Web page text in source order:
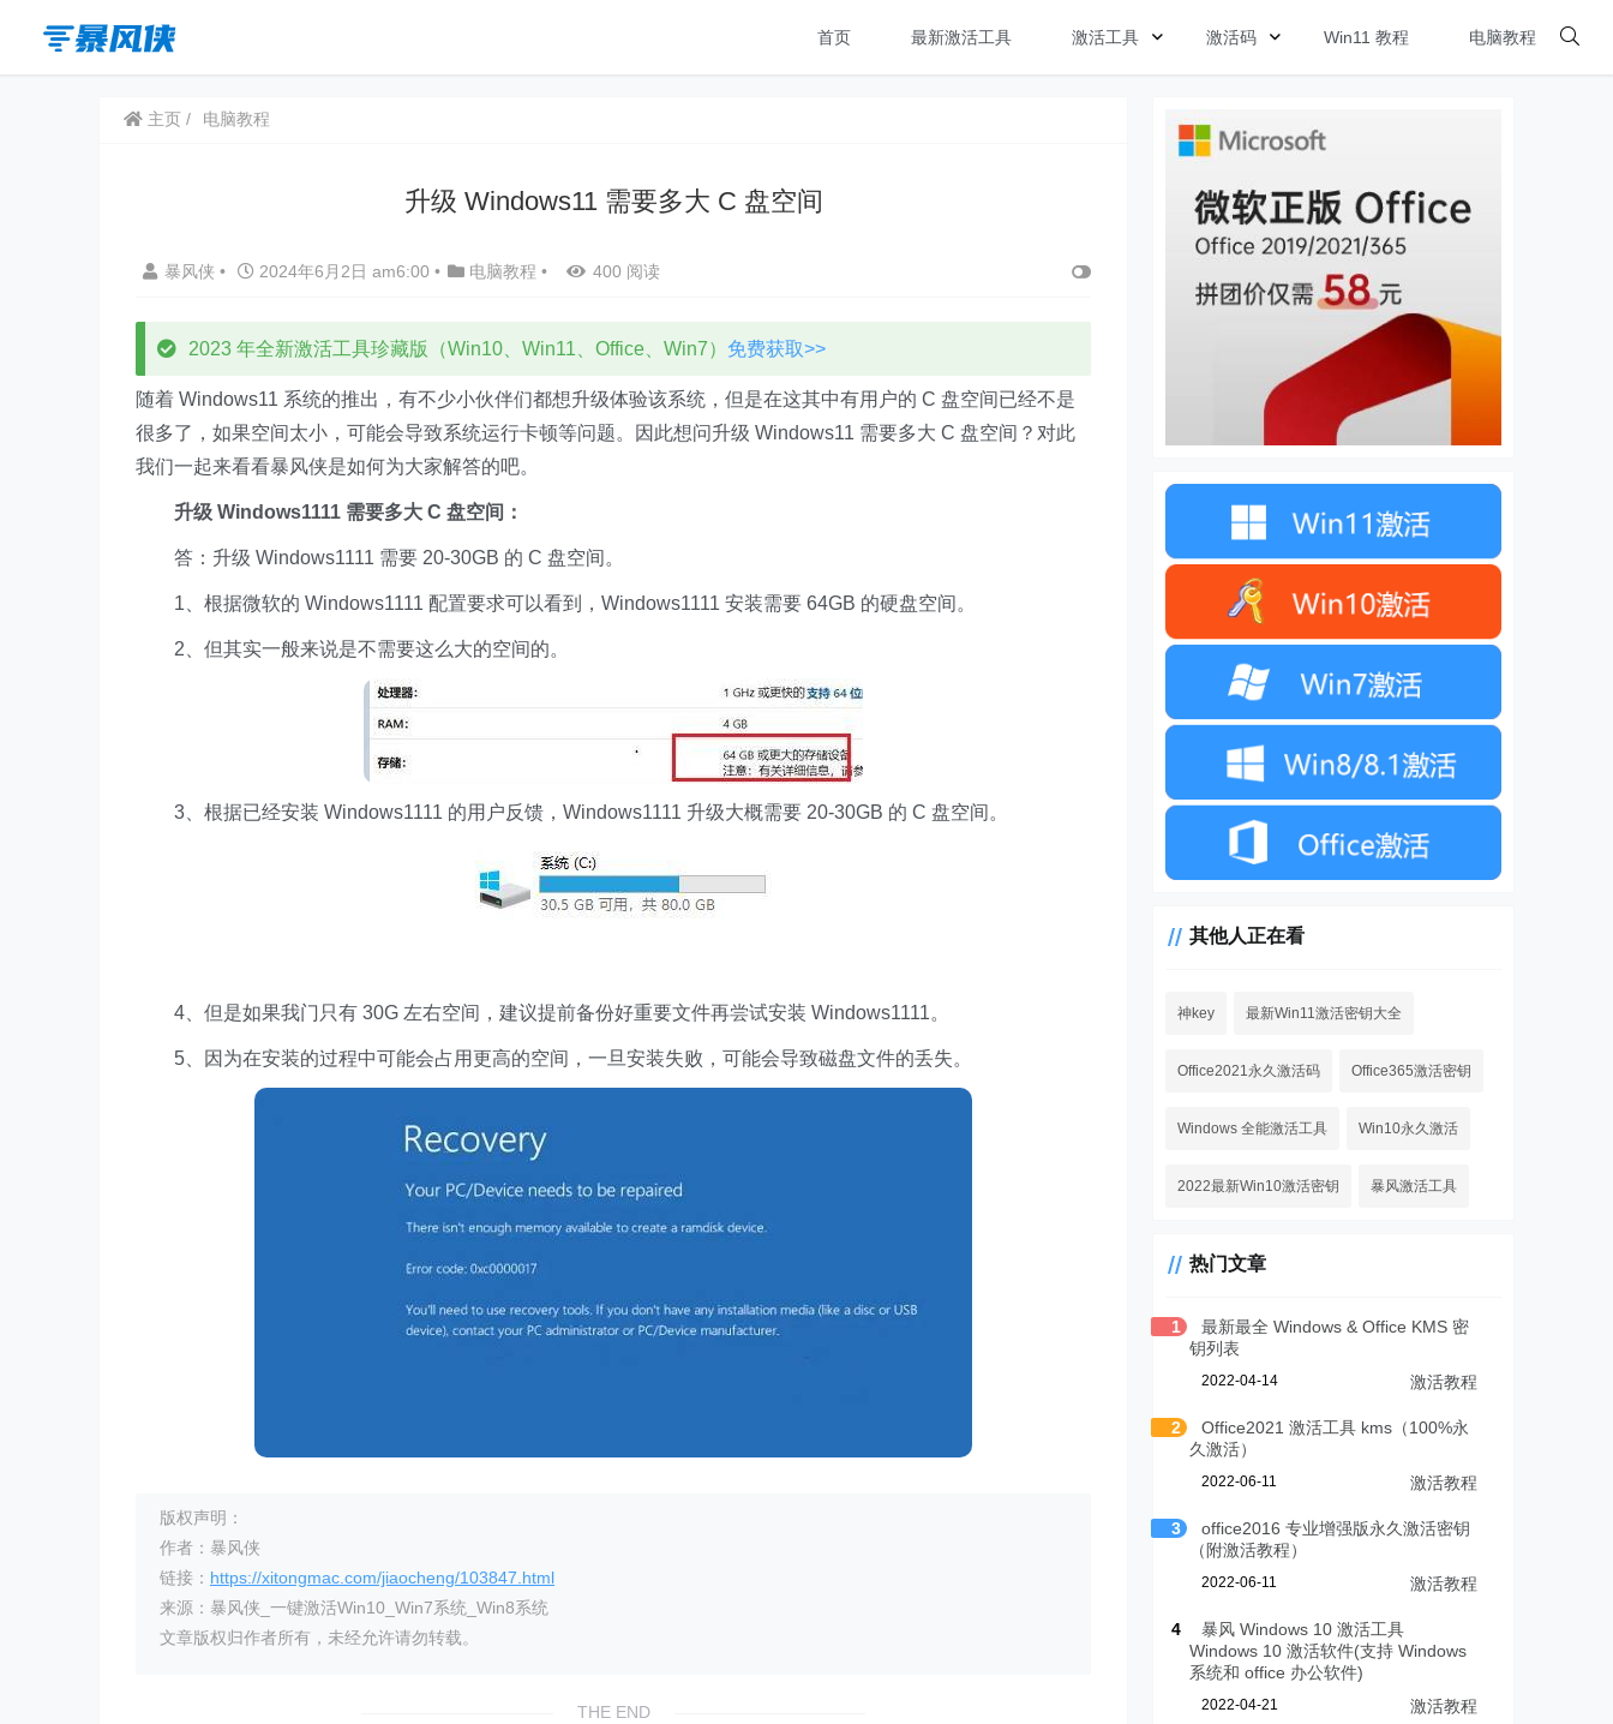
首页 最新激活工具 激活工具 激活码 Win11 教程 电脑教程
主页 电脑教程
升级 Windows11 需要多大 C 盘空间
暴风侠 • 2024年6月2日 am6:00 • 电脑教程 • 400 阅读
2023 年全新激活工具珍藏版（Win10、Win11、Office、Win7） 免费获取>>
随着 Windows11 系统的推出，有不少小伙伴们都想升级体验该系统，但是在这其中有用户的 C 盘空间已经不是
很多了，如果空间太小，可能会导致系统运行卡顿等问题。因此想问升级 Windows11 需要多大 C 盘空间？对此
我们一起来看看暴风侠是如何为大家解答的吧。
升级 Windows1111 需要多大 C 盘空间：
答：升级 Windows1111 需要 20-30GB 的 C 盘空间。
1、根据微软的 Windows1111 配置要求可以看到，Windows1111 安装需要 64GB 的硬盘空间。
2、但其实一般来说是不需要这么大的空间的。
3、根据已经安装 Windows1111 的用户反馈，Windows1111 升级大概需要 20-30GB 的 C 盘空间。
4、但是如果我门只有 30G 左右空间，建议提前备份好重要文件再尝试安装 Windows1111。
5、因为在安装的过程中可能会占用更高的空间，一旦安装失败，可能会导致磁盘文件的丢失。
版权声明：
作者：暴风侠
链接： https://xitongmac.com/jiaocheng/103847.html
来源：暴风侠_一键激活Win10_Win7系统_Win8系统
文章版权归作者所有，未经允许请勿转载。
THE END
其他人正在看
神key 最新Win11激活密钥大全
Office2021永久激活码 Office365激活密钥
Windows 全能激活工具 Win10永久激活
2022最新Win10激活密钥 暴风激活工具
热门文章
1
最新最全 Windows & Office KMS 密
钥列表
2022-04-14 激活教程
2
Office2021 激活工具 kms（100%永
久激活）
2022-06-11 激活教程
3
office2016 专业增强版永久激活密钥
（附激活教程）
2022-06-11 激活教程
4
暴风 Windows 10 激活工具
Windows 10 激活软件(支持 Windows
系统和 office 办公软件)
2022-04-21 激活教程